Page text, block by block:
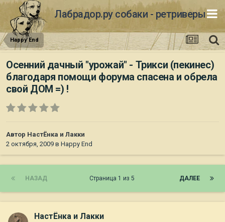
Лабрадор.ру собаки - ретриверы
Happy End
Осенний дачный "урожай" - Трикси (пекинес)
благодаря помощи форума спасена и обрела
свой ДОМ =) !
Автор НастЁнка и Лакки
2 октября, 2009 в Happy End
НАЗАД ДАЛЕЕ
Страница 1 из 5
НастЁнка и Лакки